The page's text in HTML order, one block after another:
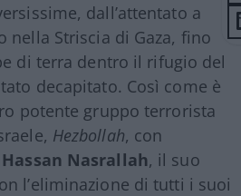
dall’attentato a
nella Striscia di Gaza, fino
di terra dentro il rifugio del
decapitato. Così come è
potente gruppo terrorista
Hezbollah, con
Hassan Nasrallah, il suo
l’eliminazione di tutti i suoi